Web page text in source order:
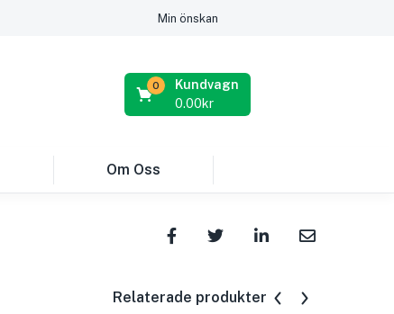
Min önskan
Kundvagn
0
0.00kr
Om Oss
Relaterade produkter